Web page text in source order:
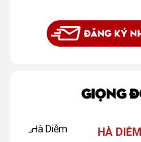
GIỌNG
HÀ DIỄM